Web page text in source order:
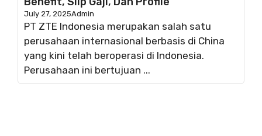
July 27, 2025Admin
PT ZTE Indonesia merupakan salah satu
perusahaan internasional berbasis di China
yang kini telah beroperasi di Indonesia.
Perusahaan ini bertujuan ...